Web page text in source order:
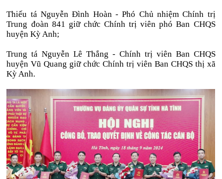
Thiếu tá Nguyễn Đình Hoàn - Phó Chủ nhiệm Chính trị
Trung đoàn 841 giữ chức Chính trị viên phó Ban CHQS
huyện Kỳ Anh;
Trung tá Nguyễn Lê Thắng - Chính trị viên Ban CHQS
huyện Vũ Quang giữ chức Chính trị viên Ban CHQS thị xã
Kỳ Anh.